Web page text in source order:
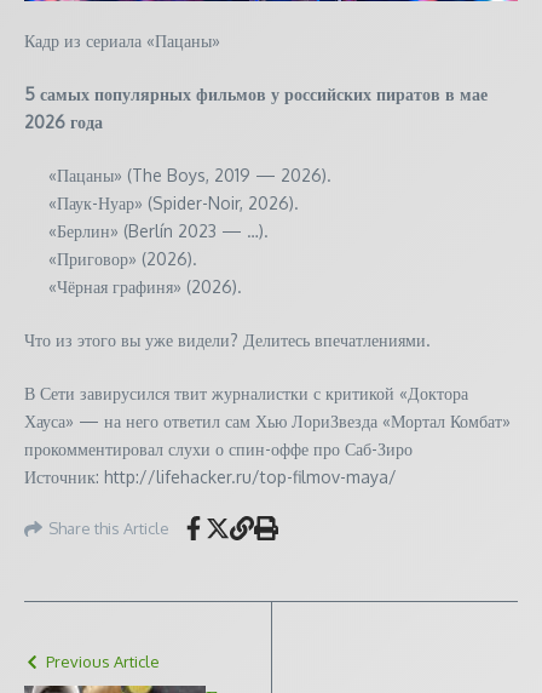
Кадр из сериала «Пацаны»
5 самых популярных фильмов у российских пиратов в мае
2026 года
«Пацаны» (The Boys, 2019 — 2026).
«Паук-Нуар» (Spider-Noir, 2026).
«Берлин» (Berlín 2023 — …).
«Приговор» (2026).
«Чёрная графиня» (2026).
Что из этого вы уже видели? Делитесь впечатлениями.
В Сети завирусился твит журналистки с критикой «Доктора
Хауса» — на него ответил сам Хью ЛориЗвезда «Мортал Комбат»
прокомментировал слухи о спин-оффе про Саб-Зиро
Источник: http://lifehacker.ru/top-filmov-maya/
Share this Article
Previous Article